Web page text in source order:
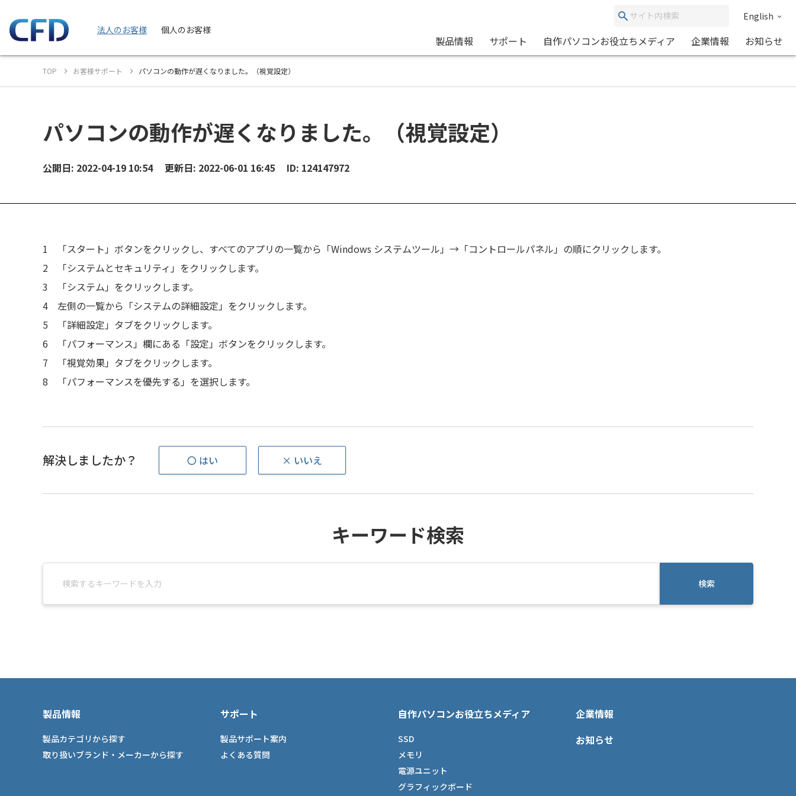
法人のお客様 個人のお客様
English
製品情報 サポート 自作パソコンお役立ちメディア 企業情報 お知らせ
TOP お客様サポート パソコンの動作が遅くなりました。（視覚設定）
パソコンの動作が遅くなりました。（視覚設定）
公開日: 2022-04-19 10:54 更新日: 2022-06-01 16:45 ID: 124147972
1
「スタート」ボタンをクリックし、すべてのアプリの一覧から「Windows システムツール」→「コントロールパネル」の順にクリックします。
2
「システムとセキュリティ」をクリックします。
3
「システム」をクリックします。
4
左側の一覧から「システムの詳細設定」をクリックします。
5
「詳細設定」タブをクリックします。
6
「パフォーマンス」欄にある「設定」ボタンをクリックします。
7
「視覚効果」タブをクリックします。
8
「パフォーマンスを優先する」を選択します。
解決しましたか？ 〇 はい × いいえ
キーワード検索
検索
製品情報
製品カテゴリから探す
取り扱いブランド・メーカーから探す
サポート
製品サポート案内
よくある質問
自作パソコンお役立ちメディア
SSD
メモリ
電源ユニット
グラフィックボード
企業情報
お知らせ